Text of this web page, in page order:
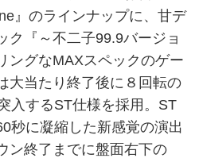
』のラインナップに、甘デ
ク『～不二子99.9バージョ
ングなMAXスペックのゲー
大当たり終了後に８回転の
入するST仕様を採用。ST
秒に凝縮した新感覚の演出
ン終了までに盤面右下の